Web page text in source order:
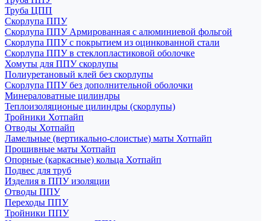
Труба ЦПП
Скорлупа ППУ
Скорлупа ППУ Армированная с алюминиевой фольгой
Скорлупа ППУ с покрытием из оцинкованной стали
Скорлупа ППУ в стеклопластиковой оболочке
Хомуты для ППУ скорлупы
Полиуретановый клей без скорлупы
Скорлупа ППУ без дополнительной оболочки
Минераловатные цилиндры
Теплоизоляционые цилиндры (скорлупы)
Тройники Хотпайп
Отводы Хотпайп
Ламельные (вертикально-слоистые) маты Хотпайп
Прошивные маты Хотпайп
Опорные (каркасные) кольца Хотпайп
Подвес для труб
Изделия в ППУ изоляции
Отводы ППУ
Переходы ППУ
Тройники ППУ